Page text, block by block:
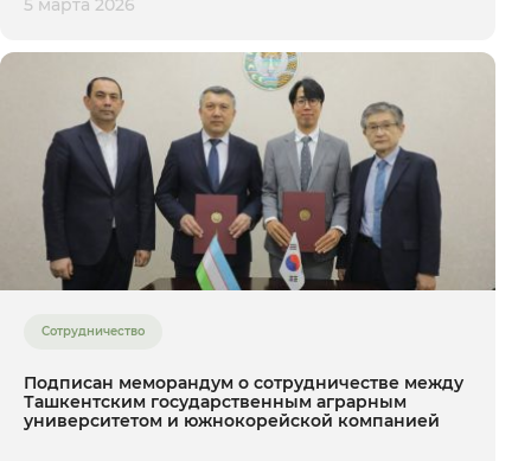
Сотрудничество
Подписан меморандум о сотрудничестве между
Ташкентским государственным аграрным
университетом и южнокорейской компанией